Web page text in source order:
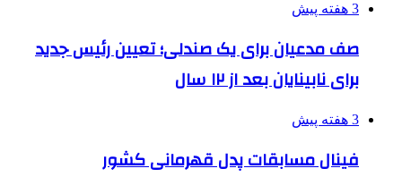
3 هفته پیش
صف مدعیان برای یک صندلی؛ تعیین رئیس جدید
برای نابینایان بعد از ۱۲ سال
3 هفته پیش
فینال مسابقات پدل قهرمانی کشور